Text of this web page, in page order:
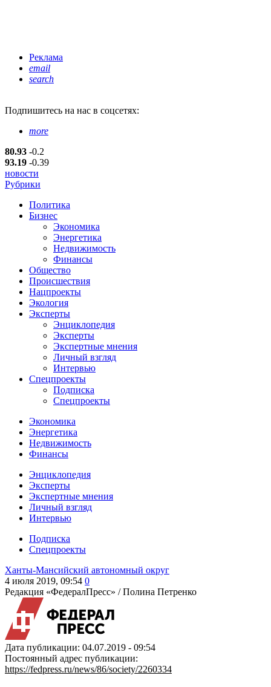
Реклама
email
search
Подпишитесь на нас в соцсетях:
more
80.93 -0.2
93.19 -0.39
новости
Рубрики
Политика
Бизнес
Экономика
Энергетика
Недвижимость
Финансы
Общество
Происшествия
Нацпроекты
Экология
Эксперты
Энциклопедия
Эксперты
Экспертные мнения
Личный взгляд
Интервью
Спецпроекты
Подписка
Спецпроекты
Экономика
Энергетика
Недвижимость
Финансы
Энциклопедия
Эксперты
Экспертные мнения
Личный взгляд
Интервью
Подписка
Спецпроекты
Ханты-Мансийский автономный округ
4 июля 2019, 09:54 0
Редакция «ФедералПресс» /Полина Петренко
Дата публикации: 04.07.2019 - 09:54
Постоянный адрес публикации:
https://fedpress.ru/news/86/society/2260334